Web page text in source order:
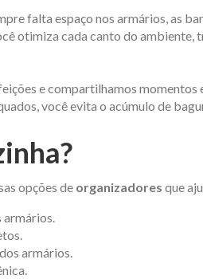
falta espaço nos armários, as
otimiza cada canto do ambiente,
e compartilhamos
você evita o acúmulo de
opções de organizadores que
armários.
armários.